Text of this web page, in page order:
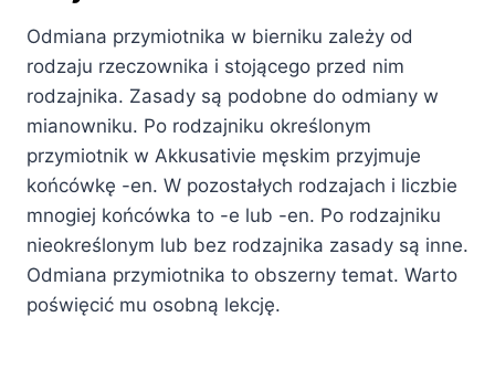
Odmiana przymiotnika w bierniku zależy od
rodzaju rzeczownika i stojącego przed nim
rodzajnika. Zasady są podobne do odmiany w
mianowniku. Po rodzajniku określonym
przymiotnik w Akkusativie męskim przyjmuje
końcówkę -en. W pozostałych rodzajach i liczbie
mnogiej końcówka to -e lub -en. Po rodzajniku
nieokreślonym lub bez rodzajnika zasady są inne.
Odmiana przymiotnika to obszerny temat. Warto
poświęcić mu osobną lekcję.